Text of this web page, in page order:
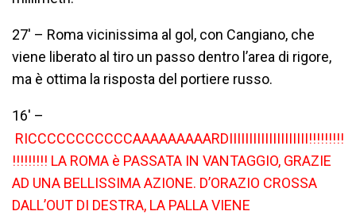
27′ – Roma vicinissima al gol, con Cangiano, che
viene liberato al tiro un passo dentro l’area di rigore,
ma è ottima la risposta del portiere russo.
16′ –
RICCCCCCCCCCCAAAAAAAAARDIIIIIIIIIIIIIIIIIIII!!!!!!!!!
!!!!!!!!! LA ROMA è PASSATA IN VANTAGGIO, GRAZIE
AD UNA BELLISSIMA AZIONE. D’ORAZIO CROSSA
DALL’OUT DI DESTRA, LA PALLA VIENE